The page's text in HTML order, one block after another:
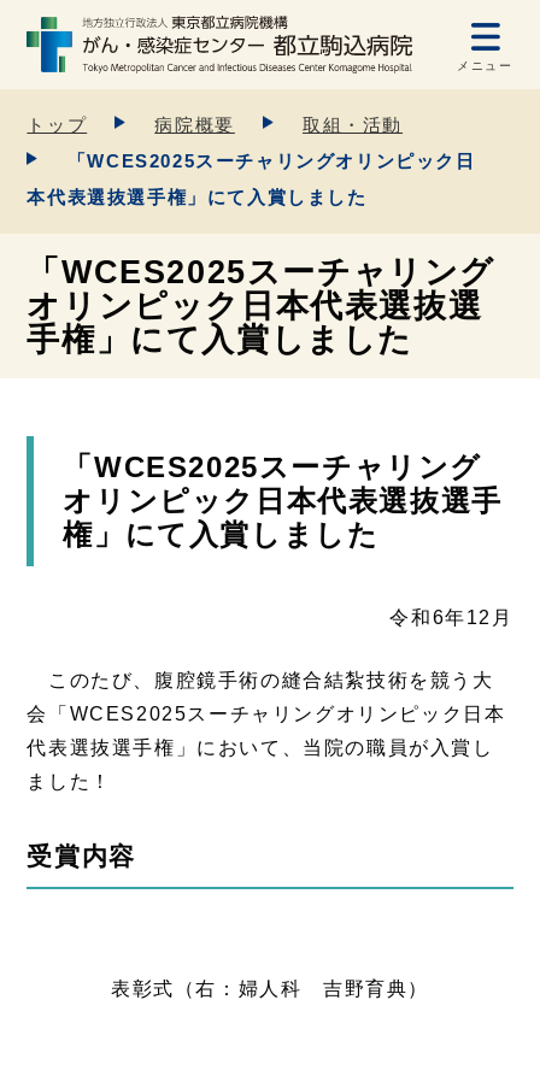
メニュー
トップ 病院概要
取組・活動
「WCES2025スーチャリングオリンピック日
本代表選抜選手権」にて入賞しました
「WCES2025スーチャリング
オリンピック日本代表選抜選
手権」にて入賞しました
「WCES2025スーチャリング
オリンピック日本代表選抜選手
権」にて入賞しました
令和6年12月
このたび、腹腔鏡手術の縫合結紮技術を競う大
会「WCES2025スーチャリングオリンピック日本
代表選抜選手権」において、当院の職員が入賞し
ました！
受賞内容
表彰式（右：婦人科 吉野育典）